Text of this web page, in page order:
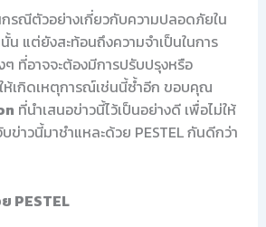
รณีตัวอย่างเกี่ยวกับความปลอดภัยใน
น แต่ยังสะท้อนถึงความจำเป็นในการ
ๆ ที่อาจจะต้องมีการปรับปรุงหรือ
ห้เกิดเหตุการณ์เช่นนี้ซ้ำอีก ขอบคุณ
ที่นำเสนอข่าวนี้ไว้เป็นอย่างดี เพื่อไม่ให้
บข่าวนี้มาชำแหละด้วย PESTEL กันดีกว่า
PESTEL